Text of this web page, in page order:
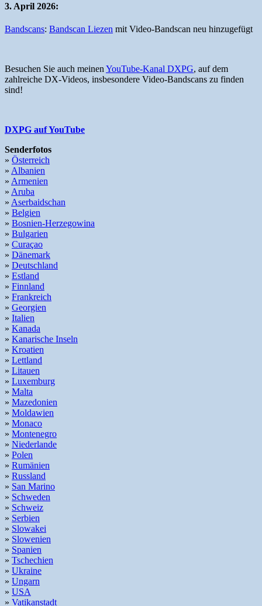
3. April 2026:
Bandscans: Bandscan Liezen mit Video-Bandscan neu hinzugefügt
Besuchen Sie auch meinen YouTube-Kanal DXPG, auf dem
zahlreiche DX-Videos, insbesondere Video-Bandscans zu finden
sind!
DXPG auf YouTube
Senderfotos
» Österreich
» Albanien
» Armenien
» Aruba
» Aserbaidschan
» Belgien
» Bosnien-Herzegowina
» Bulgarien
» Curaçao
» Dänemark
» Deutschland
» Estland
» Finnland
» Frankreich
» Georgien
» Italien
» Kanada
» Kanarische Inseln
» Kroatien
» Lettland
» Litauen
» Luxemburg
» Malta
» Mazedonien
» Moldawien
» Monaco
» Montenegro
» Niederlande
» Polen
» Rumänien
» Russland
» San Marino
» Schweden
» Schweiz
» Serbien
» Slowakei
» Slowenien
» Spanien
» Tschechien
» Ukraine
» Ungarn
» USA
» Vatikanstadt